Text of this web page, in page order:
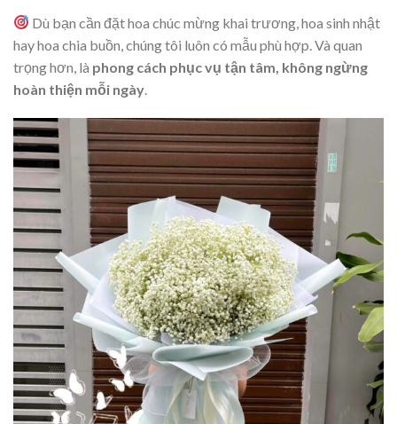
Dù bạn cần đặt hoa chúc mừng khai trương, hoa sinh nhật
hay hoa chia buồn, chúng tôi luôn có mẫu phù hợp. Và quan
trọng hơn, là phong cách phục vụ tận tâm, không ngừng
hoàn thiện mỗi ngày